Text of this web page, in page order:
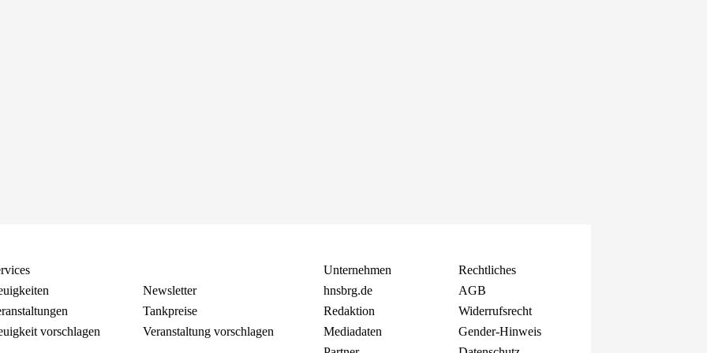
Newsletter
Tankpreise
vorschlagen
Veranstaltung vorschlagen
Unternehmen
hnsbrg.de
Redaktion
Mediadaten
Rechtliches
AGB
Widerrufsrecht
Gender-Hinweis